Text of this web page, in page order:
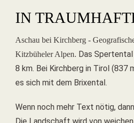
IN
Aschau bei Kirchberg -
Kitzbüheler Alpen. Das
8 km. Bei Kirchberg in Tirol (837
es sich mit dem Brixental.
Wenn noch mehr Text nötig,